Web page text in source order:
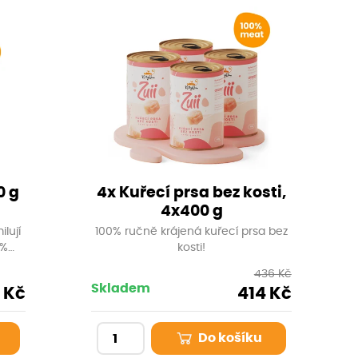
g
Kč
4x Kuřecí prsa bez kosti,
4x400 g
100% ručně krájená kuřecí prsa bez
kosti!
Skladem
436 Kč
414 Kč
Do košíku